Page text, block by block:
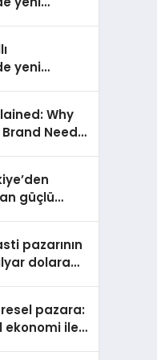
Plus
yeni
Plus
öne çıkan
yeni nesil
son
ünitesi
Tam
mobil
ve akıllı
ve
Enerji
Why
Needs
güçlü
pazarının
dolara
pazara:
ekonomi ile